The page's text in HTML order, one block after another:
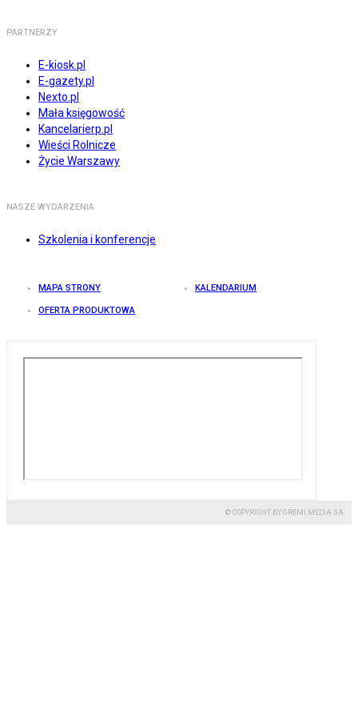
PARTNERZY
E-kiosk.pl
E-gazety.pl
Nexto.pl
Mała księgowość
Kancelarierp.pl
Wieści Rolnicze
Życie Warszawy
NASZE WYDARZENIA
Szkolenia i konferencje
MAPA STRONY KALENDARIUM
OFERTA PRODUKTOWA
© COPYRIGHT BY GREMI MEDIA SA